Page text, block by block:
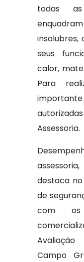
todas
insalubres,
seus
calor,
Para
Assessoria.
destaca
de
com os
Campo